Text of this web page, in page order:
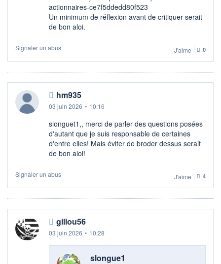
actionnaires-ce7f5ddedd80f523
Un minimum de réflexion avant de critiquer serait
de bon aloi.
Signaler un abus J'aime 0
hm935
03 juin 2026 • 10:16
slonguet1,, merci de parler des questions posées
d'autant que je suis responsable de certaines
d'entre elles! Mais éviter de broder dessus serait
de bon aloi!
Signaler un abus J'aime 4
gillou56
03 juin 2026 • 10:28
slongue1